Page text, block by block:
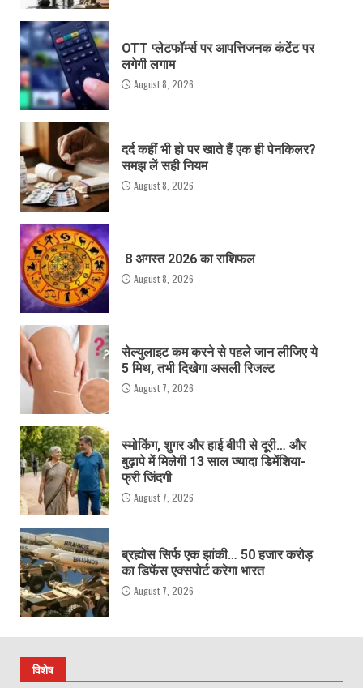
OTT प्लेटफॉर्म्स पर आपत्तिजनक कंटेंट पर
लगेगी लगाम
August 8, 2026
दर्द कहीं भी हो पर खाते हैं एक ही पेनकिलर?
समझ लें सही नियम
August 8, 2026
8 अगस्त 2026 का राशिफल
August 8, 2026
सेल्युलाइट कम करने से पहले जान लीजिए ये
5 मिथ, तभी दिखेगा असली रिजल्ट
August 7, 2026
स्मोकिंग, शुगर और हाई बीपी से दूरी… और
बुढ़ापे में मिलेगी 13 साल ज्यादा डिमेंशिया-
फ्री जिंदगी
August 7, 2026
ब्रह्मोस सिर्फ एक झांकी… 50 हजार करोड़
का डिफेंस एक्सपोर्ट करेगा भारत
August 7, 2026
विशेष